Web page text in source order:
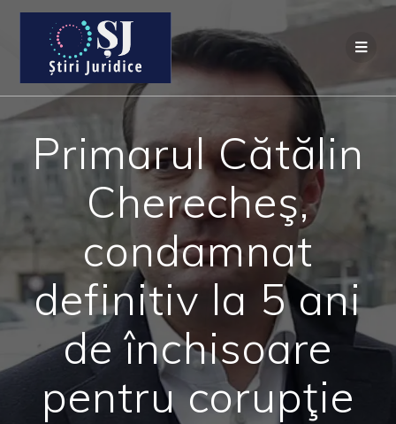
Primarul Cătălin
Cherecheş,
condamnat
definitiv la 5 ani
de închisoare
pentru corupţie